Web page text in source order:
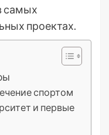
самых
проектах.
спортом
и первые